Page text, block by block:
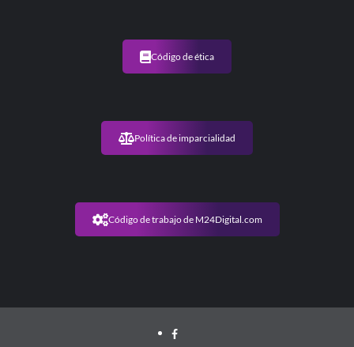
Código de ética
Política de imparcialidad
Código de trabajo de M24Digital.com